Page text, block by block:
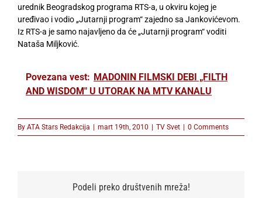
urednik Beogradskog programa RTS-a, u okviru kojeg je
uređivao i vodio „Jutarnji program“ zajedno sa Jankovićevom.
Iz RTS-a je samo najavljeno da će „Jutarnji program“ voditi
Nataša Miljković.
Povezana vest: MADONIN FILMSKI DEBI „FILTH
AND WISDOM" U UTORAK NA MTV KANALU
By ATA Stars Redakcija | mart 19th, 2010 | TV Svet | 0 Comments
Podeli preko društvenih mreža!